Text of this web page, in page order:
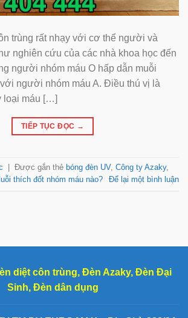
trùng rất nhạy với cơ thể người và
nghiên cứu của các nhà khoa học đến
người nhóm máu O hấp dẫn muỗi
người nhóm máu A. Điều thú vị là
loại máu […]
TIẾP TỤC ĐỌC →
Được gắn thẻ bóng đèn UV, Công ty Azaky,
thích đốt nhóm máu nào? Để lại một bình luận
diệt côn trùng, Đèn Azaky, Đèn Đại
Sinh, Đèn dân dụng